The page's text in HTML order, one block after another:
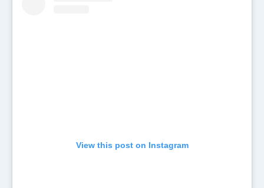
View this post on Instagram